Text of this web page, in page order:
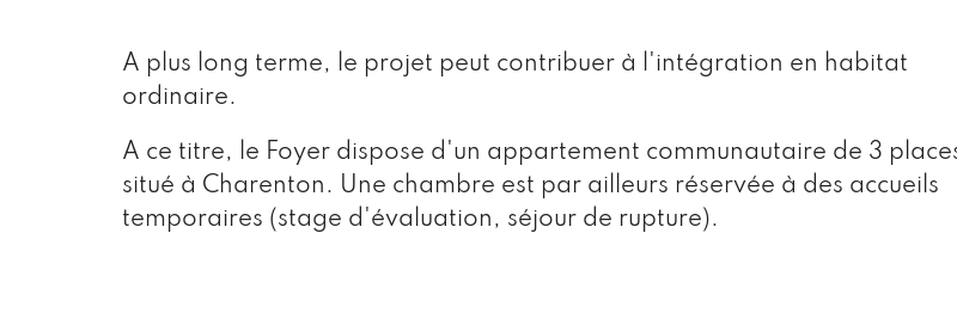
A plus long terme, le projet peut contribuer à l'intégration en habitat
ordinaire.
A ce titre, le Foyer dispose d'un appartement communautaire de 3
situé à Charenton. Une chambre est par ailleurs réservée à des accueils
temporaires (stage d'évaluation, séjour de rupture).